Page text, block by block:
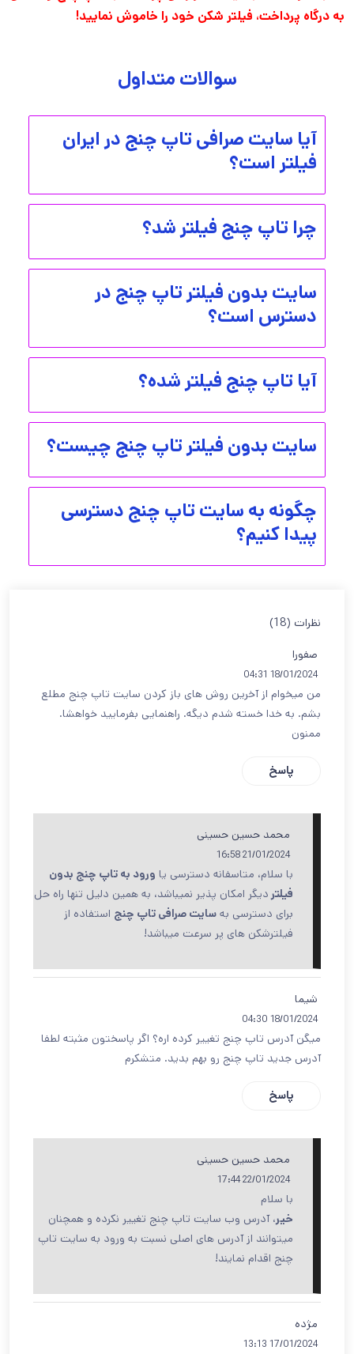
به درگاه پرداخت، فیلتر شکن خود را خاموش نمایید!
سوالات متداول
آیا سایت صرافی تاپ چنج در ایران
فیلتر است؟
چرا تاپ چنج فیلتر شد؟
سایت بدون فیلتر تاپ چنج در
دسترس است؟
آیا تاپ چنج فیلتر شده؟
سایت بدون فیلتر تاپ چنج چیست؟
چگونه به سایت تاپ چنج دسترسی
پیدا کنیم؟
نظرات (18)
صفورا
18/01/2024 04:31
من میخوام از آخرین روش های باز کردن سایت تاپ چنج مطلع
بشم. به خدا خسته شدم دیگه. راهنمایی بفرمایید خواهشا.
ممنون
پاسخ
محمد حسین حسینی
21/01/2024 16:58
با سلام، متاسفانه دسترسی یا ورود به تاپ چنج بدون
فیلتردیگر امکان پذیر نمیباشد، به همین دلیل تنها راه حل
برای دسترسی به سایت صرافی تاپ چنج استفاده از
فیلترشکن های پر سرعت میباشد!
شیما
18/01/2024 04:30
میگن آدرس تاپ چنج تغییر کرده اره؟ اگر پاسختون مثبته لطفا
آدرس جدید تاپ چنج رو بهم بدید. متشکرم
پاسخ
محمد حسین حسینی
22/01/2024 17:44
با سلام
خیر، آدرس وب سایت تاپ چنج تغییر نکرده و همچنان
میتوانند از آدرس های اصلی نسبت به ورود به سایت تاپ
چنج اقدام نمایند!
مژده
17/01/2024 13:13